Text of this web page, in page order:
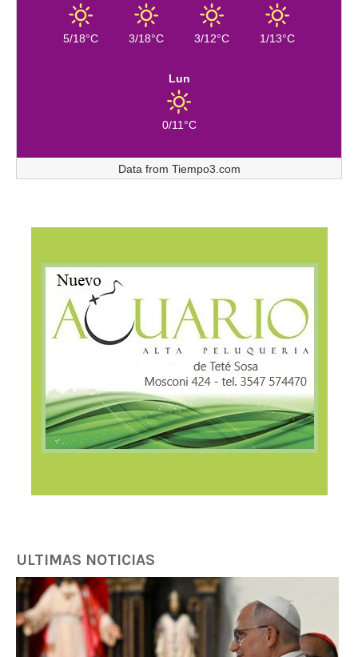
5/18°C 3/18°C 3/12°C 1/13°C
Lun
0/11°C
Data from Tiempo3.com
ULTIMAS NOTICIAS